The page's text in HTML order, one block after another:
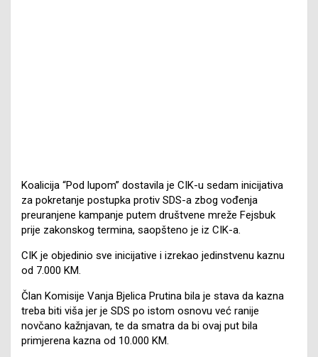
Koalicija “Pod lupom” dostavila je CIK-u sedam inicijativa
za pokretanje postupka protiv SDS-a zbog vođenja
preuranjene kampanje putem društvene mreže Fejsbuk
prije zakonskog termina, saopšteno je iz CIK-a.
CIK je objedinio sve inicijative i izrekao jedinstvenu kaznu
od 7.000 KM.
Član Komisije Vanja Bjelica Prutina bila je stava da kazna
treba biti viša jer je SDS po istom osnovu već ranije
novčano kažnjavan, te da smatra da bi ovaj put bila
primjerena kazna od 10.000 KM.